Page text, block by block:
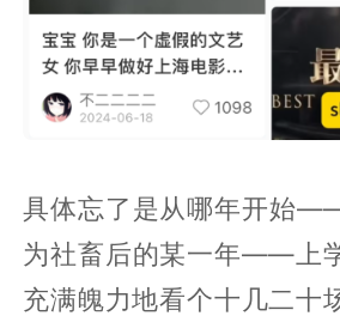
具体忘了是从哪年开始
为社畜后的某一年——上
充满魄力地看个十几二十